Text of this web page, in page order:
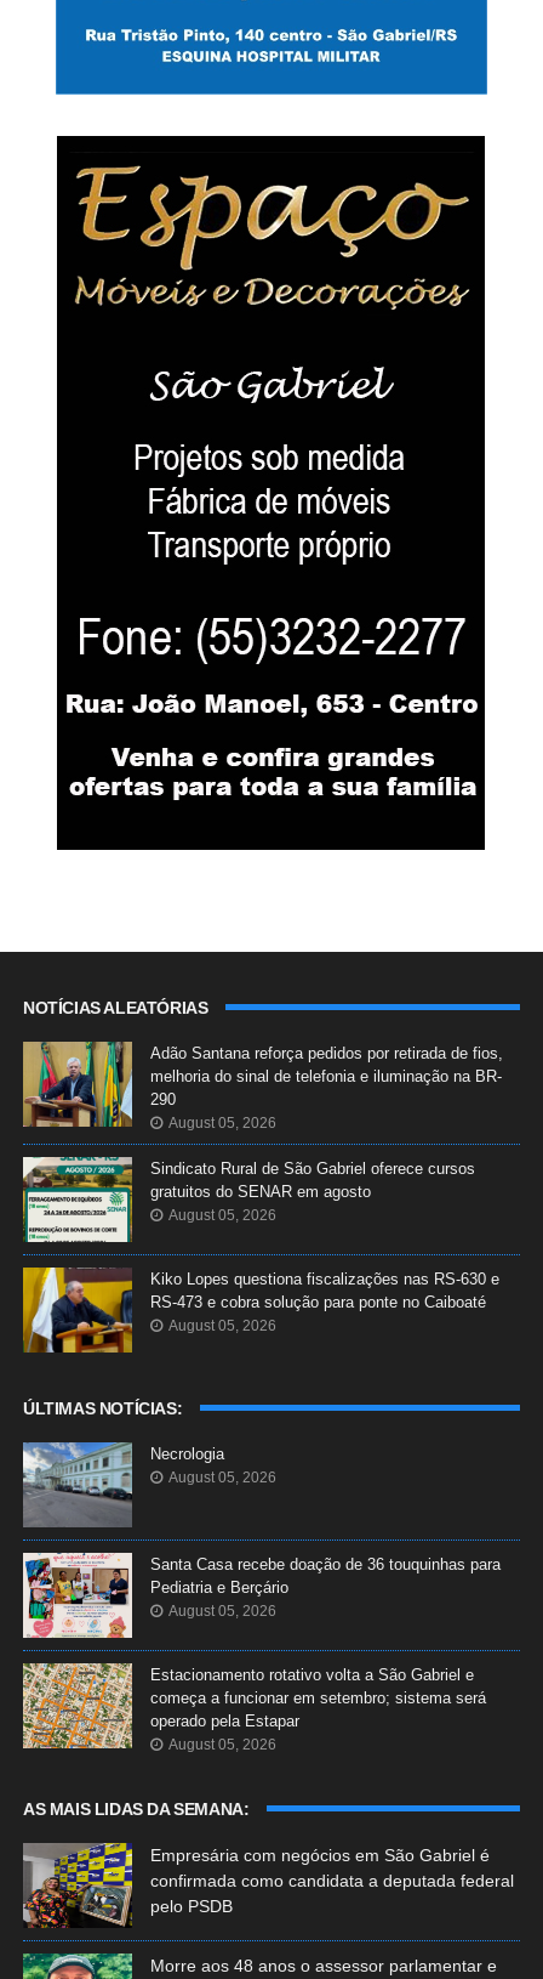
NOTÍCIAS ALEATÓRIAS
Adão Santana reforça pedidos por retirada de fios,
melhoria do sinal de telefonia e iluminação na BR-
290
August 05, 2026
Sindicato Rural de São Gabriel oferece cursos
gratuitos do SENAR em agosto
August 05, 2026
Kiko Lopes questiona fiscalizações nas RS-630 e
RS-473 e cobra solução para ponte no Caiboaté
August 05, 2026
ÚLTIMAS NOTÍCIAS:
Necrologia
August 05, 2026
Santa Casa recebe doação de 36 touquinhas para
Pediatria e Berçário
August 05, 2026
Estacionamento rotativo volta a São Gabriel e
começa a funcionar em setembro; sistema será
operado pela Estapar
August 05, 2026
AS MAIS LIDAS DA SEMANA:
Empresária com negócios em São Gabriel é
confirmada como candidata a deputada federal
pelo PSDB
Morre aos 48 anos o assessor parlamentar e